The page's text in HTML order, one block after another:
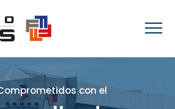
con el